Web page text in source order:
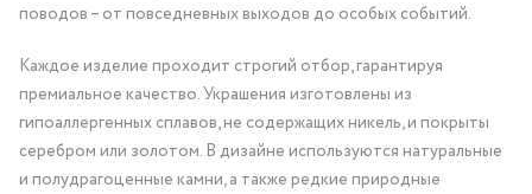
поводов – от повседневных выходов до особых событий.
Каждое изделие проходит строгий отбор, гарантируя
премиальное качество. Украшения изготовлены из
гипоаллергенных сплавов, не содержащих никель, и покрыты
серебром или золотом. В дизайне используются натуральные
и полудрагоценные камни, а также редкие природные